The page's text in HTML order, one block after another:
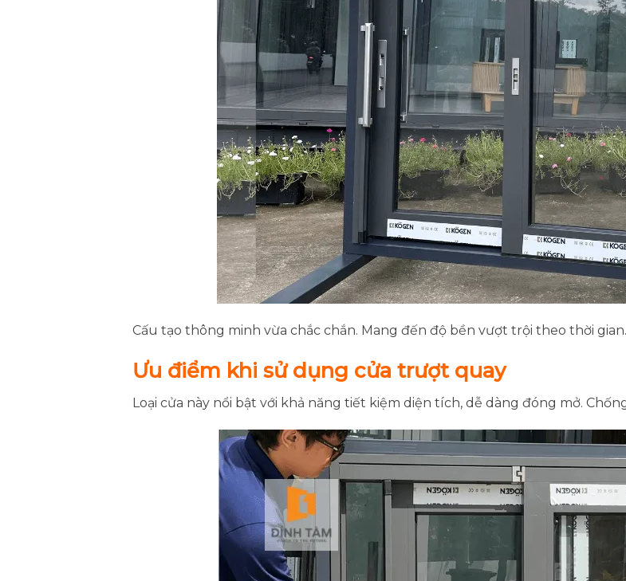
Cấu tạo thông minh vừa chắc chắn. Mang đến độ bền vượt trội theo thời gian.
Ưu điểm khi sử dụng cửa trượt quay
Loại cửa này nổi bật với khả năng tiết kiệm diện tích, dễ dàng đóng mở.